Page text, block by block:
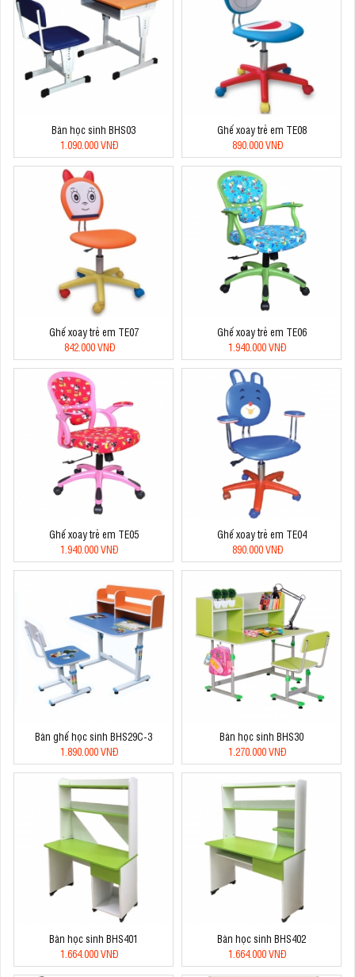
Bàn học sinh BHS03
1.090.000 VNĐ
Ghế xoay trẻ em TE08
890.000 VNĐ
Ghế xoay trẻ em TE07
842.000 VNĐ
Ghế xoay trẻ em TE06
1.940.000 VNĐ
Ghế xoay trẻ em TE05
1.940.000 VNĐ
Ghế xoay trẻ em TE04
890.000 VNĐ
Bàn ghế học sinh BHS29C-3
1.890.000 VNĐ
Bàn học sinh BHS30
1.270.000 VNĐ
Bàn học sinh BHS401
1.664.000 VNĐ
Bàn học sinh BHS402
1.664.000 VNĐ